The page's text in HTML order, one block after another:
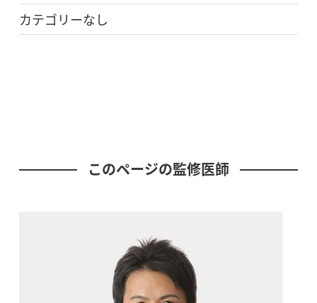
カテゴリーなし
このページの監修医師